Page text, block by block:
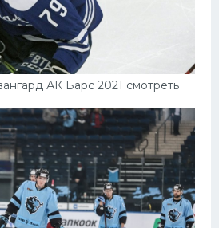
АК Барс 2021 смотреть